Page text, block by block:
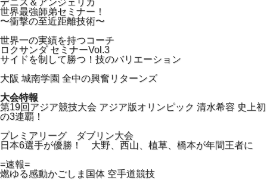
デニス＆アンジェリカ
世界最強師弟セミナー！
〜衝撃の至近距離技術〜
世界一の実績を持つコーチ
ロクサンダ セミナーVol.3
サイドを制して勝つ！技のバリエーション
大阪 城南学園 全中の興奮リターンズ
大会特報
第19回アジア競技大会 アジア版オリンピック 清水希容 史上初
の3連覇！
プレミアリーグ ダブリン大会
日本6選手が優勝！ 大野、西山、植草、橋本が年間王者に
=速報=
燃ゆる感動かごしま国体 空手道競技